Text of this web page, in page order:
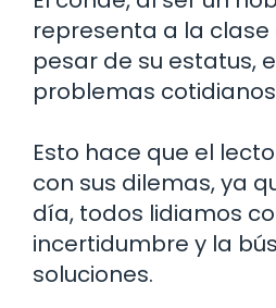
representa a la clase
pesar de su estatus,
problemas
Esto hace que el
con sus dilemas, ya
día, todos lidiamos
incertidumbre y la
soluciones.